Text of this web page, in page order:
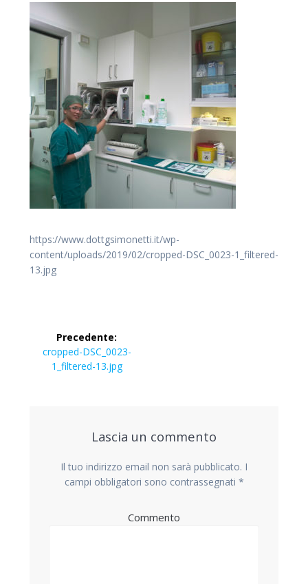
https://www.dottgsimonetti.it/wp-
content/uploads/2019/02/cropped-DSC_0023-1_filtered-
13.jpg
Navigazione
articoli
Precedente:
Articolo
precedente:
cropped-DSC_0023-
1_filtered-13.jpg
Lascia un commento
Il tuo indirizzo email non sarà pubblicato. I
campi obbligatori sono contrassegnati *
Commento